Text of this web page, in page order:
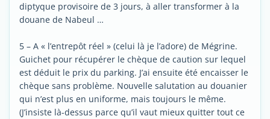
diptyque provisoire de 3 jours, à aller transformer à la
douane de Nabeul …
5 – A « l’entrepôt réel » (celui là je l’adore) de Mégrine.
Guichet pour récupérer le chèque de caution sur lequel
est déduit le prix du parking. J’ai ensuite été encaisser le
chèque sans problème. Nouvelle salutation au douanier
qui n’est plus en uniforme, mais toujours le même.
(J’insiste là-dessus parce qu’il vaut mieux quitter tout ce